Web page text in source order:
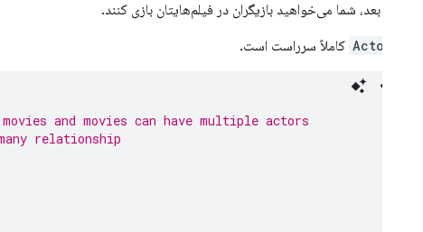
در مرحله بعد، شما می‌خواهید بازیگران در فیلم‌هایتان بازی کنند.
Actor کاملاً سرراست است.
and movies can have multiple actors
relationship